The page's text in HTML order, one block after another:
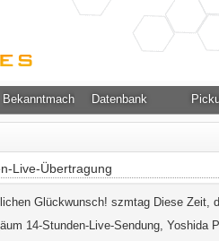
Bekanntmachung Datenbank
Live-Übertragung
Glückwunsch! szmtag Diese Zeit,
14-Stunden-Live-Sendung, Yoshida